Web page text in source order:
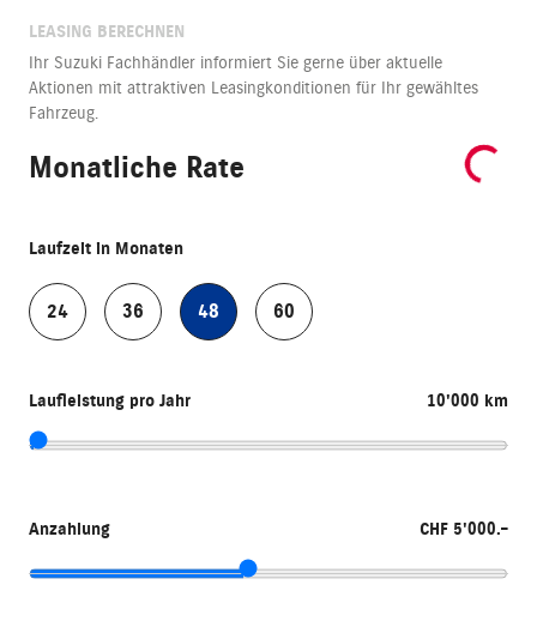
LEASING BERECHNEN
Ihr Suzuki Fachhändler informiert Sie gerne über aktuelle
Aktionen mit attraktiven Leasingkonditionen für Ihr gewähltes
Fahrzeug.
Monatliche Rate
Laufzeit in Monaten
24 36 48 60
Laufleistung pro Jahr 10'000 km
Anzahlung CHF 5'000.–